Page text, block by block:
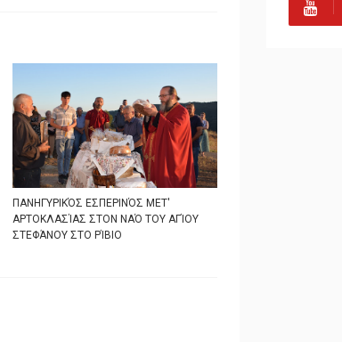
ΠΑΝΗΓΥΡΙΚΌΣ ΕΣΠΕΡΙΝΌΣ ΜΕΤ'
ΑΡΤΟΚΛΑΣΊΑΣ ΣΤΟΝ ΝΑΌ ΤΟΥ ΑΓΊΟΥ
ΣΤΕΦΆΝΟΥ ΣΤΟ ΡΊΒΙΟ